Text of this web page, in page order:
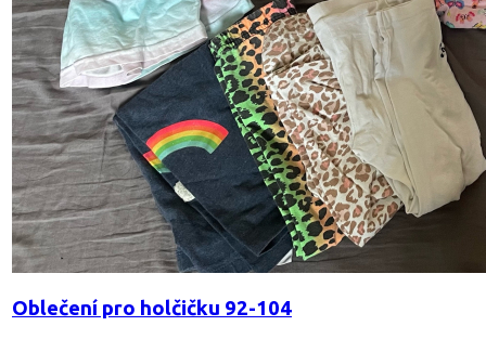
Oblečení pro holčičku 92-104